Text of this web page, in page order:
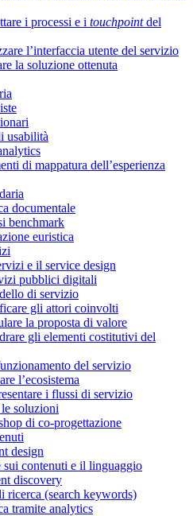
i processi e i touchpointdel
l’interfaccia utente del servizio
la soluzione ottenuta
usabilità
di mappatura dell’esperienza
documentale
benchmark
euristica
e il service design
pubblici digitali
di servizio
gli attori coinvolti
la proposta di valore
gli elementi costitutivi del
del servizio
l’ecosistema
i flussi di servizio
soluzioni
di co-progettazione
design
sui contenuti e il linguaggio
discovery
ricerca (search keywords)
tramite analytics